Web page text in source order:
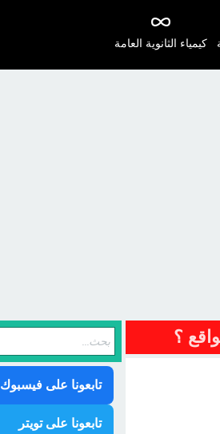
كيمياء الثانوية العامة
؟
تابعونا على فيسبوك
تابعونا على تويتر